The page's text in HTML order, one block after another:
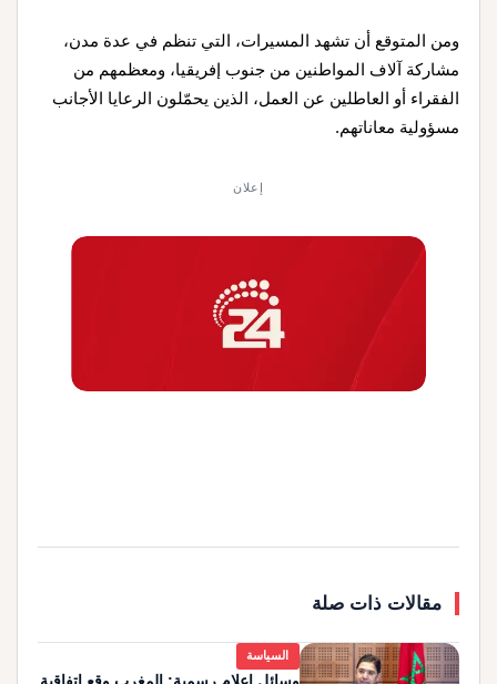
ومن المتوقع أن تشهد المسيرات، التي تنظم في عدة مدن،
مشاركة آلاف المواطنين من جنوب إفريقيا، ومعظمهم من
الفقراء أو العاطلين عن العمل، الذين يحمّلون الرعايا الأجانب
مسؤولية معاناتهم.
إعلان
مقالات ذات صلة
السياسة
وسائل إعلام رسمية: المغرب وقع اتفاقية